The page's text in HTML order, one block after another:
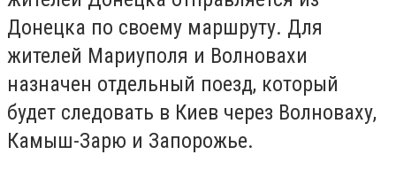
Донецка по своему маршруту. Для
жителей Мариуполя и Волновахи
назначен отдельный поезд, который
будет следовать в Киев через Волноваху,
Камыш-Зарю и Запорожье.